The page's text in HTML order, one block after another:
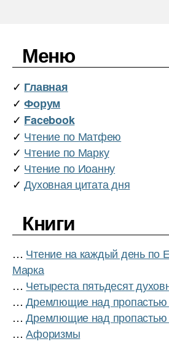
Меню
✓ Главная
✓Форум
✓ Facebook
✓ Чтение по Матфею
✓ Чтение по Марку
✓ Чтение по Иоанну
✓Духовная цитата дня
Книги
… Чтение на каждый день по
Марка
… Четыреста пятьдесят
…Дремлющие над пропастью
…Дремлющие над пропастью
…Афоризмы